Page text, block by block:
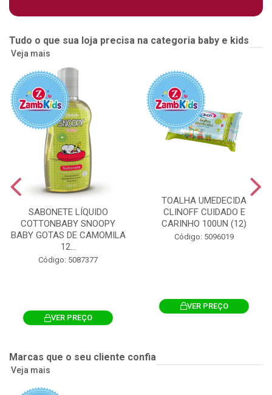
Tudo o que sua loja precisa na categoria baby e kids
Veja mais
SABONETE LÍQUIDO
COTTONBABY SNOOPY
BABY GOTAS DE CAMOMILA
12...
Código: 5087377
VER PREÇO
TOALHA UMEDECIDA
CLINOFF CUIDADO E
CARINHO 100UN (12)
Código: 5096019
VER PREÇO
Marcas que o seu cliente confia
Veja mais